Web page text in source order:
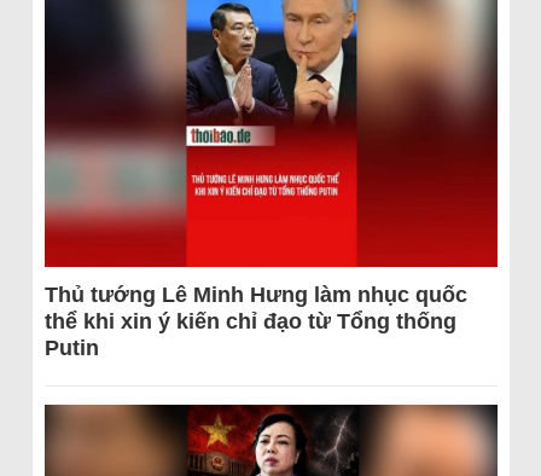
Thủ tướng Lê Minh Hưng làm nhục quốc
thể khi xin ý kiến chỉ đạo từ Tổng thống
Putin